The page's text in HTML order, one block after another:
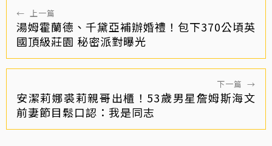
← 上一篇
湯姆霍蘭德、千黛亞補辦婚禮！包下370公頃英
國頂級莊園 秘密派對曝光
下一篇 →
安潔莉娜裘莉親哥出櫃！53歲男星詹姆斯海文
前妻節目鬆口認：我是同志